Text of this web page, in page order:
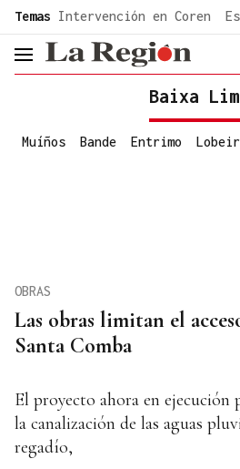
common.go-to-content
Temas Intervención en Coren
header.menu.open
Baixa
Muíños Bande Entrimo
Las obras limitan el
Santa Comba
OBRAS
El proyecto ahora en ejecución
la canalización de las aguas
regadío,